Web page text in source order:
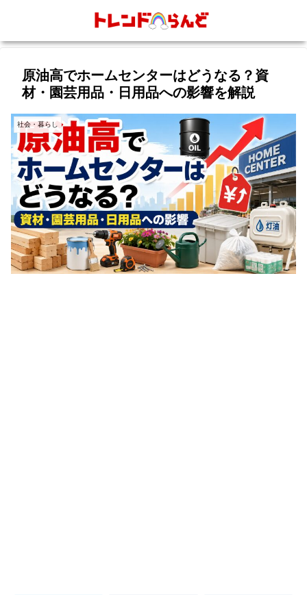
原油高でホームセンターはどうなる？資
材・園芸用品・日用品への影響を解説
社会・暮らし